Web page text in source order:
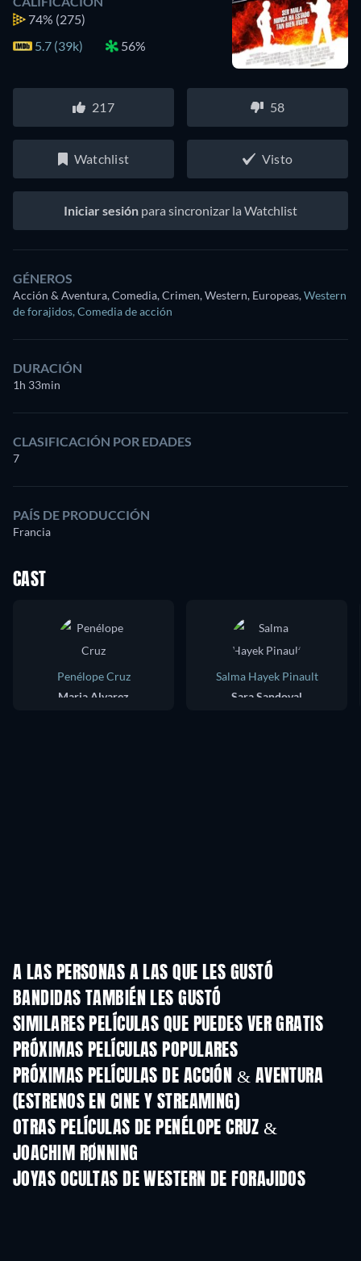
74% (275)
5.7 (39k)
56%
217 58
Watchlist Visto
Iniciar sesión para sincronizar la Watchlist
GÉNEROS
Acción & Aventura, Comedia, Crimen, Western, Europeas,Western
de forajidos,Comedia de acción
DURACIÓN
1h 33min
CLASIFICACIÓN POR EDADES
7
PAÍS DE PRODUCCIÓN
Francia
CAST
Penélope Cruz
Maria Alvarez
Salma Hayek Pinault
Sara Sandoval
A LAS PERSONAS A LAS QUE LES GUSTÓ
BANDIDAS TAMBIÉN LES GUSTÓ
SIMILARES PELÍCULAS QUE PUEDES VER GRATIS
PRÓXIMAS PELÍCULAS POPULARES
PRÓXIMAS PELÍCULAS DE ACCIÓN & AVENTURA
(ESTRENOS EN CINE Y STREAMING)
OTRAS PELÍCULAS DE PENÉLOPE CRUZ &
JOACHIM RØNNING
JOYAS OCULTAS DE WESTERN DE FORAJIDOS